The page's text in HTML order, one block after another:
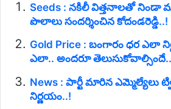
Seeds : నకిలీ విత్తనాలతో నిండా
పొలాలు సందర్శించిన కోదండరెడ్డి..!
Gold Price : బంగారం ధర ఎలా
ఎలా.. అందరూ
News : పార్టీ మారిన ఎమ్మెల్యేలు
నిర్ణయం..!